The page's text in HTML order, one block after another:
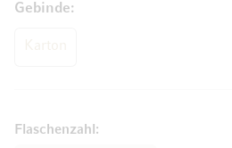
Gebinde
Flaschenzahl